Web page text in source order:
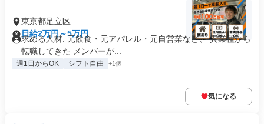
東京都足立区
日給2万円～5万円
求める人材: 元飲食・元アパレル・元自営業など、 異業種から
転職してきた メンバーが...
週1日からOK シフト自由 +1個
気になる